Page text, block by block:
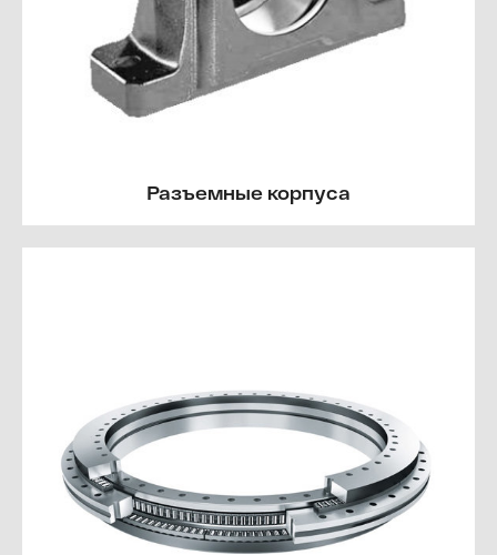
Разъемные корпуса